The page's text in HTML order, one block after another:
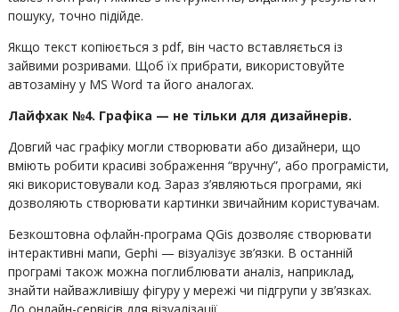
пошуку, точно підійде.
Якщо текст копіюється з pdf, він часто вставляється iз
зайвими розривами. Щоб їх прибрати, використовуйте
автозаміну у MS Word та його аналогах.
Лайфхак №4. Графіка — не тільки для дизайнерів.
Довгий час графіку могли створювати або дизайнери, що
вміють робити красиві зображення “вручну”, або програмісти,
які використовували код. Зараз з’являються програми, які
дозволяють створювати картинки звичайним користувачам.
Безкоштовна офлайн-програма QGis дозволяє створювати
інтерактивні мапи, Gephi — візуалізує зв’язки. В останній
програмі також можна поглиблювати аналіз, наприклад,
знайти найважливішу фігуру у мережі чи підгрупи у зв’язках.